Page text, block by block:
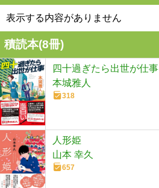
表示する内容がありません
積読本(8冊)
四十過ぎたら出世が仕事
本城雅人
318
人形姫
山本 幸久
657